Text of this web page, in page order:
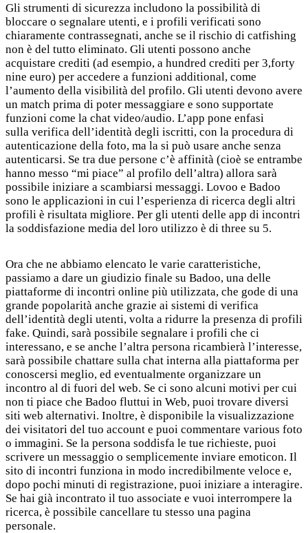
Gli strumenti di sicurezza includono la possibilità di
bloccare o segnalare utenti, e i profili verificati sono
chiaramente contrassegnati, anche se il rischio di catfishing
non è del tutto eliminato. Gli utenti possono anche
acquistare crediti (ad esempio, a hundred crediti per 3,forty
nine euro) per accedere a funzioni additional, come
l’aumento della visibilità del profilo. Gli utenti devono avere
un match prima di poter messaggiare e sono supportate
funzioni come la chat video/audio. L’app pone enfasi
sulla verifica dell’identità degli iscritti, con la procedura di
autenticazione della foto, ma la si può usare anche senza
autenticarsi. Se tra due persone c’è affinità (cioè se entrambe
hanno messo “mi piace” al profilo dell’altra) allora sarà
possibile iniziare a scambiarsi messaggi. Lovoo e Badoo
sono le applicazioni in cui l’esperienza di ricerca degli altri
profili è risultata migliore. Per gli utenti delle app di incontri
la soddisfazione media del loro utilizzo è di three su 5.
Ora che ne abbiamo elencato le varie caratteristiche,
passiamo a dare un giudizio finale su Badoo, una delle
piattaforme di incontri online più utilizzata, che gode di una
grande popolarità anche grazie ai sistemi di verifica
dell’identità degli utenti, volta a ridurre la presenza di profili
fake. Quindi, sarà possibile segnalare i profili che ci
interessano, e se anche l’altra persona ricambierà l’interesse,
sarà possibile chattare sulla chat interna alla piattaforma per
conoscersi meglio, ed eventualmente organizzare un
incontro al di fuori del web. Se ci sono alcuni motivi per cui
non ti piace che Badoo fluttui in Web, puoi trovare diversi
siti web alternativi. Inoltre, è disponibile la visualizzazione
dei visitatori del tuo account e puoi commentare various foto
o immagini. Se la persona soddisfa le tue richieste, puoi
scrivere un messaggio o semplicemente inviare emoticon. Il
sito di incontri funziona in modo incredibilmente veloce e,
dopo pochi minuti di registrazione, puoi iniziare a interagire.
Se hai già incontrato il tuo associate e vuoi interrompere la
ricerca, è possibile cancellare tu stesso una pagina
personale.